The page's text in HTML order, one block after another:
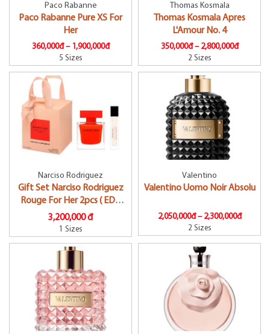
Paco Rabanne
Paco Rabanne Pure XS For
Her
360,000đ – 1,900,000đ
5 Sizes
Thomas Kosmala
Thomas Kosmala Apres
L'Amour No. 4
350,000đ – 2,800,000đ
2 Sizes
Narciso Rodriguez
Gift Set Narciso Rodriguez
Rouge For Her 2pcs ( EDP
90ml & EDP 10ml )
3,200,000 đ
1 Sizes
Valentino
Valentino Uomo Noir Absolu
2,050,000đ – 2,300,000đ
2 Sizes